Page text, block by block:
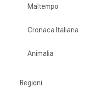
Maltempo
Cronaca Italiana
Animalia
Regioni